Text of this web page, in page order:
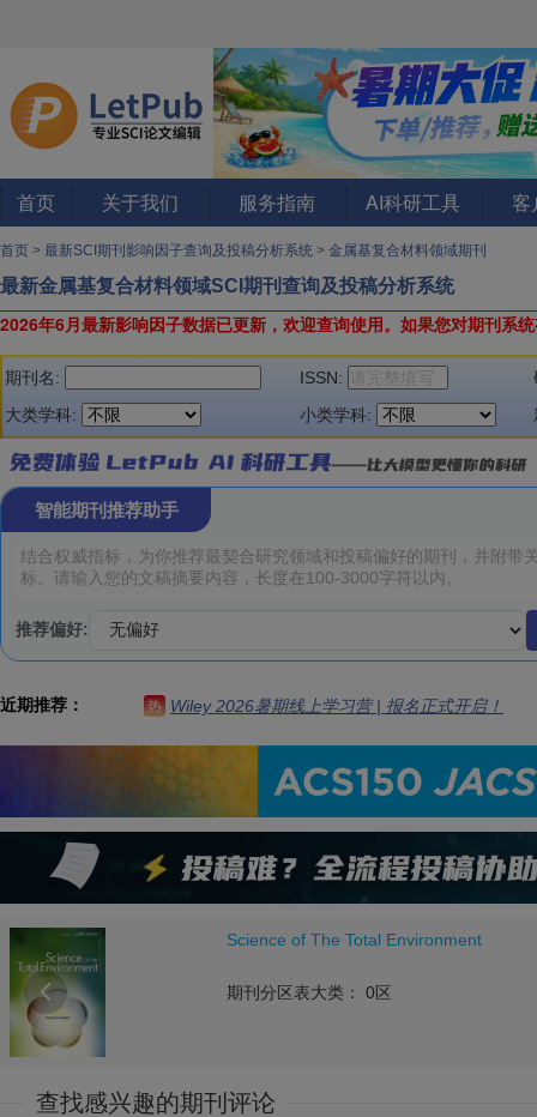
首页 关于我们 服务指南 AI科研工具 客
首页 > 最新SCI期刊影响因子查询及投稿分析系统 > 金属基复合材料领域期刊
最新金属基复合材料领域SCI期刊查询及投稿分析系统
2026年6月最新影响因子数据已更新，欢迎查询使用。 如果您对期刊系
期刊名: ISSN:
大类学科:
小类学科:
智能期刊推荐助手
推荐偏好:
近期推荐： 热 Wiley 2026暑期线上学习营 | 报名正式开启！
Science of The Total Environment
期刊分区表大类： 0区

查找感兴趣的期刊评论